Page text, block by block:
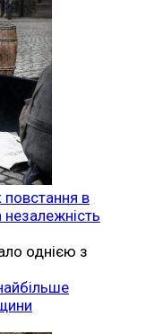
в
однією з